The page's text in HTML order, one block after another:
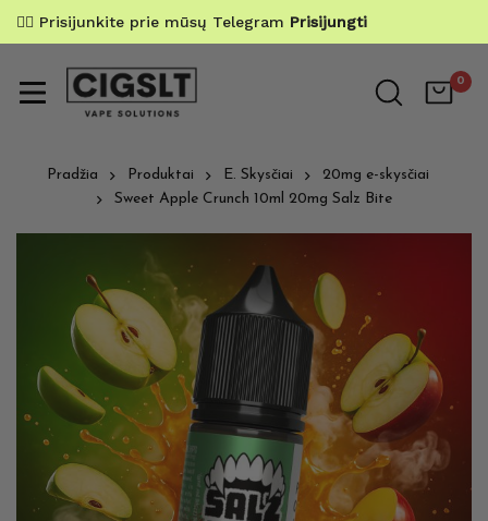
✌🏼 Prisijunkite prie mūsų Telegram Prisijungti
0
Pradžia Produktai E. Skysčiai
20mg e-skysčiai
Sweet Apple Crunch 10ml 20mg Salz Bite